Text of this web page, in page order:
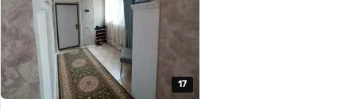
17
17
17
17
17